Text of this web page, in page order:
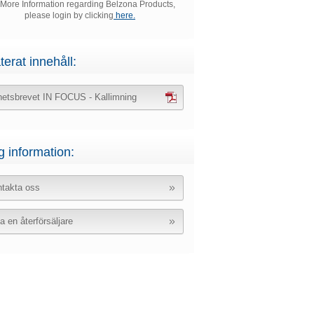
More Information regarding Belzona Products,
please login by clicking here.
innehåll:
IN FOCUS - Kallimning
information:
oss
en återförsäljare